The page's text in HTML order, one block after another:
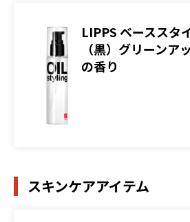
LIPPS ベーススタ
（黒）グリーンア
の香り
スキンケアアイテム